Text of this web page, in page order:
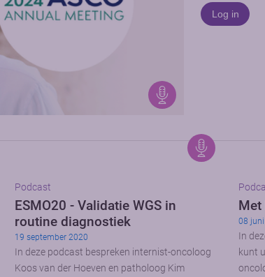
Log in
Podcast
ESMO20 - Validatie WGS in
routine diagnostiek
19 september 2020
In deze podcast bespreken internist-oncoloog
Koos van der Hoeven en patholoog Kim
Met
08
In
kunt